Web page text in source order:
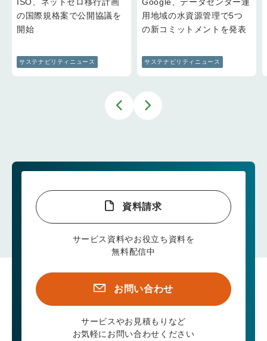
の国際規格案で公開協議を
開始
サステナビリティニュース
用地域の水資源管理で5つ
の新コミットメントを発表
サステナビリティニュース
資料請求
サービス資料やお役立ち資料を
無料配信中
お問い合わせ
サービスやお見積もりなど
お気軽にお問い合わせください